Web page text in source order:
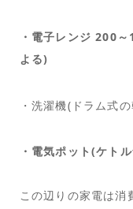
・電子レンジ 200
よる)
・洗濯機(ドラム式
・電気ポット(ケト
この辺りの家電は消